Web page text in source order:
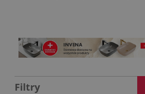
Filtry